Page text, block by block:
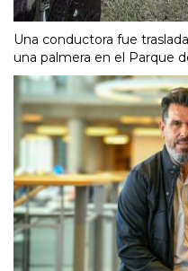
Una conductora fue
una palmera en el Parque